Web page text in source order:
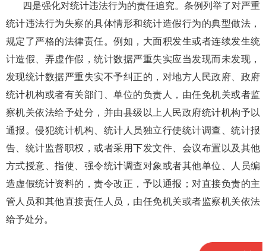
四是强化对统计违法行为的责任追究。条例列举了对严重
统计违法行为失察的具体情形和统计造假行为的典型做法，
规定了严格的法律责任。例如，大面积发生或者连续发生统
计造假、弄虚作假，统计数据严重失实应当发现而未发现，
发现统计数据严重失实不予纠正的，对地方人民政府、政府
统计机构或者有关部门、单位的负责人，由任免机关或者监
察机关依法给予处分，并由县级以上人民政府统计机构予以
通报。侵犯统计机构、统计人员独立行使统计调查、统计报
告、统计监督职权，或者采用下发文件、会议布置以及其他
方式授意、指使、强令统计调查对象或者其他单位、人员编
造虚假统计资料的，责令改正，予以通报；对直接负责的主
管人员和其他直接责任人员，由任免机关或者监察机关依法
给予处分。